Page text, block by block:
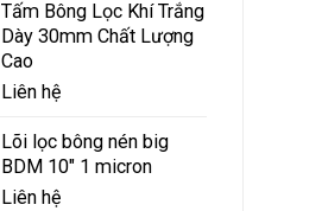
Tấm Bông Lọc Khí Trắng
Dày 30mm Chất Lượng
Cao
Liên hệ
Lõi lọc bông nén big
BDM 10" 1 micron
Liên hệ